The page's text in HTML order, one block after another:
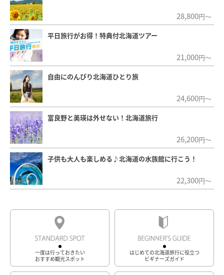
28,800円～
平日旅行がお得！特典付北海道ツアー
21,000円～
自由にのんびり北海道ひとり旅
24,600円～
富良野と美瑛は外せない！北海道旅行
26,200円～
子供も大人も楽しめる♪北海道の水族館に行こう！
22,300円～
一度は行っておきたい
おすすめ観光スポット
はじめての北海道旅行に役立つ
ビギナーズガイド